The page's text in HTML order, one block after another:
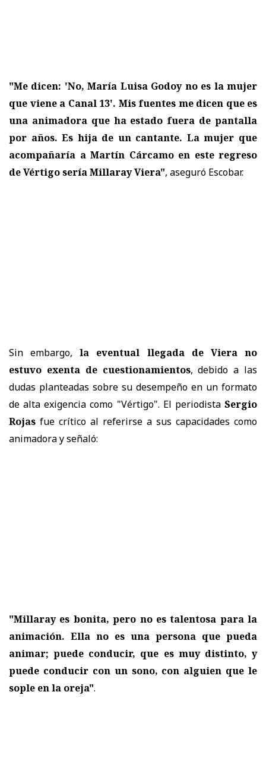
"Me dicen: 'No, María Luisa Godoy no es la mujer
que viene a Canal 13'. Mis fuentes me dicen que es
una animadora que ha estado fuera de pantalla
por años. Es hija de un cantante. La mujer que
acompañaría a Martín Cárcamo en este regreso
de Vértigo sería Millaray Viera", aseguró Escobar.
Sin embargo,la eventual llegada de Viera no
estuvo exenta de cuestionamientos, debido a las
dudas planteadas sobre su desempeño en un formato
de alta exigencia como "Vértigo". El periodista Sergio
Rojas fue crítico al referirse a sus capacidades como
animadora y señaló:
"Millaray es bonita, pero no es talentosa para la
animación. Ella no es una persona que pueda
animar; puede conducir, que es muy distinto, y
puede conducir con un sono, con alguien que le
sople en la oreja".